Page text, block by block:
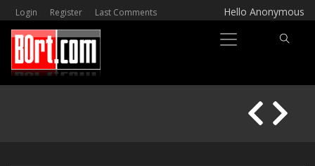
Hello Anonymous
Login Register Last Comments